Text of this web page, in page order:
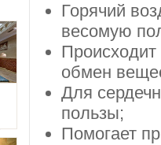
Горячий
весомую
Происходит
обмен
Для
пользы;
Помогает